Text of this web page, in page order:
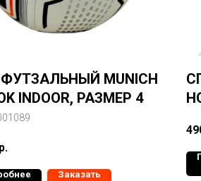
MUNICH
INDOOR, РАЗМЕР 4
р.
Заказать